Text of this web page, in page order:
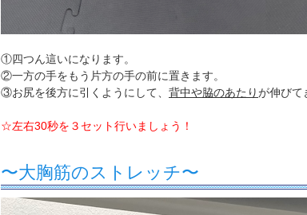
①四つん這いになります。
②一方の手をもう片方の手の前に置きます。
③お尻を後方に引くようにして、 背中や脇のあたりが伸びて
☆左右30秒を３セット行いましょう！
〜大胸筋のストレッチ〜